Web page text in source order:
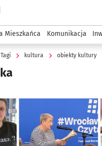
informacyjny
Mieszkańca Komunikacja
Tagi kultura obiekty kultury